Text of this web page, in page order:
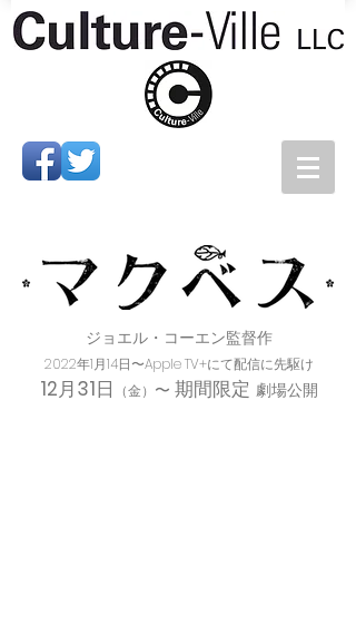
ジョエル・コーエン監督作
2022年1月14日〜Apple TV+にて配信に先駆け
12月31日 （金）​ 〜 期間限定 劇場公開